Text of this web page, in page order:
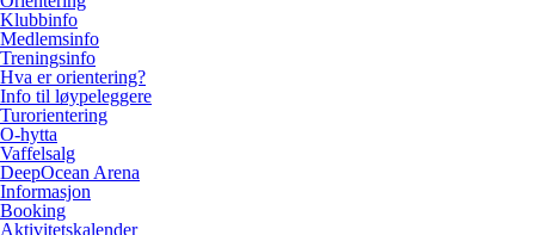
Klubbinfo
Medlemsinfo
Treningsinfo
Hva er orientering?
Info til løypeleggere
Turorientering
O-hytta
Vaffelsalg
DeepOcean Arena
Informasjon
Booking
Aktivitetskalender